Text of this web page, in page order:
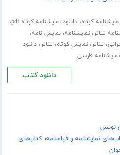
کوتاه،دانلود نمایشنامه کوتاه pdf ،
تئاتر،نمایشنامه،نمایش نامه،
، تئاتر،نمایش کوتاه، تئاتر،دانلود
نمایشنامه فارسی
دانلود کتاب
نویس
نمایشنامه و فیلمنامه،کتاب‌های